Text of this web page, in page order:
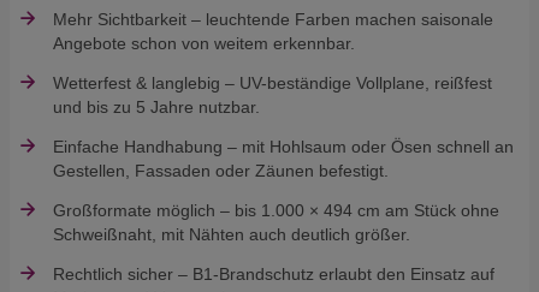
Mehr Sichtbarkeit – leuchtende Farben machen saisonale
Angebote schon von weitem erkennbar.
Wetterfest & langlebig – UV-beständige Vollplane, reißfest
und bis zu 5 Jahre nutzbar.
Einfache Handhabung – mit Hohlsaum oder Ösen schnell an
Gestellen, Fassaden oder Zäunen befestigt.
Großformate möglich – bis 1.000 × 494 cm am Stück ohne
Schweißnaht, mit Nähten auch deutlich größer.
Rechtlich sicher – B1-Brandschutz erlaubt den Einsatz auf